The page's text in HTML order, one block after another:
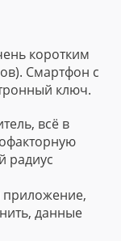
коротким
Смартфон с
ключ.
всё в
радиус
приложение,
данные